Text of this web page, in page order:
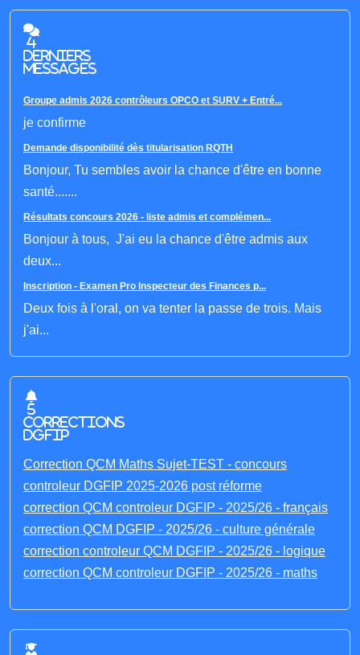
4
derniers
messages
Groupe admis 2026 contrôleurs OPCO et SURV + Entré...
je confirme
Demande disponibilité dès titularisation RQTH
Bonjour, Tu sembles avoir la chance d'être en bonne
santé.......
Résultats concours 2026 - liste admis et complémen...
Bonjour à tous, J'ai eu la chance d'être admis aux
deux...
Inscription - Examen Pro Inspecteur des Finances p...
Deux fois à l'oral, on va tenter la passe de trois. Mais
j'ai...
5
corrections
DGFIP
Correction QCM Maths Sujet-TEST - concours
controleur DGFIP 2025-2026 post réforme
correction QCM controleur DGFIP - 2025/26 - français
correction QCM DGFIP - 2025/26 - culture générale
correction controleur QCM DGFIP - 2025/26 - logique
correction QCM controleur DGFIP - 2025/26 - maths